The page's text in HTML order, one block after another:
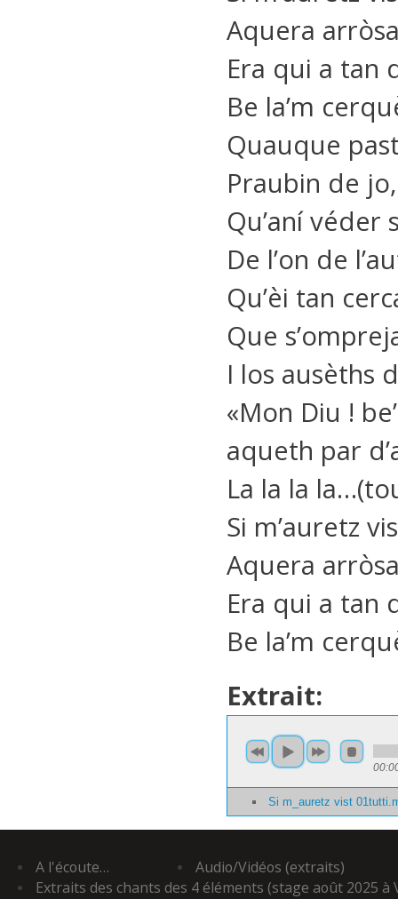
Aquera
Era qui a tan
Be la’m
Quauque
Praubin de
Qu’aní véder
De l’on de
Qu’èi tan
Que
I los ausèths
«Mon Diu !
aqueth par
La la la
Si m’auretz
Aquera
Era qui a tan
Be la’m
Extrait:
Si m_auretz vist
A l'écoute…
Audio/Vidéos (extraits)
Extraits des chants des 4 éléments (stage août 2025 à